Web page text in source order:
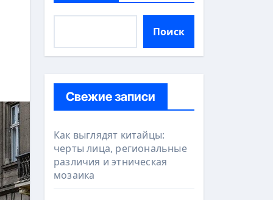
Поиск
Свежие записи
Как выглядят китайцы:
черты лица, региональные
различия и этническая
мозаика